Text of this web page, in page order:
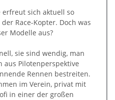
erfreut sich aktuell so
Race-Kopter. Doch was
Modelle aus?
sie sind wendig, man
aus Pilotenperspektive
Rennen bestreiten.
im Verein, privat mit
in einer der großen